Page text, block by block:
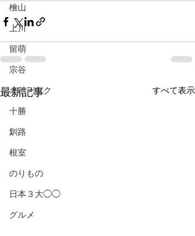
檜山
上川
留萌
宗谷
オホーツク
十勝
釧路
根室
のりもの
日本３大◯◯
グルメ
最新記事 すべて表示